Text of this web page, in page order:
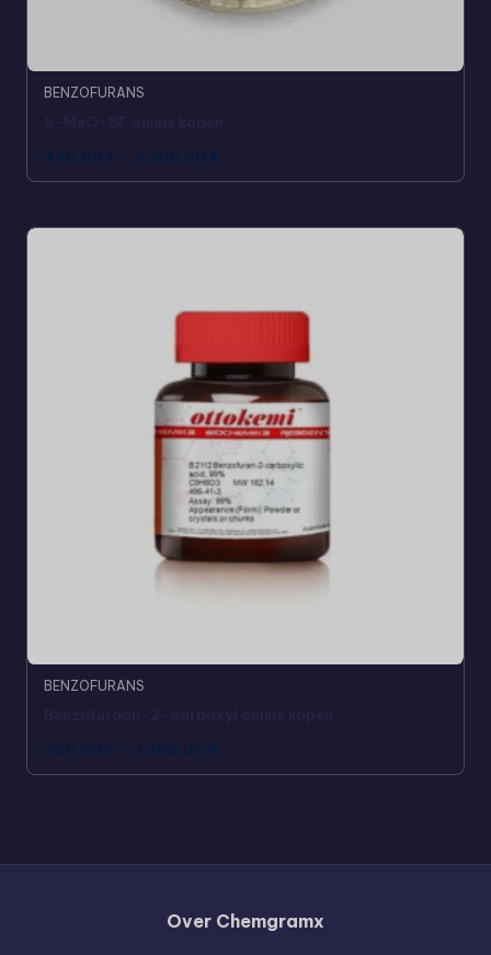
BENZOFURANS
440,00 € - 3.200,00 €
BENZOFURANS
200,00 € - 2.200,00 €
Over Chemgramx